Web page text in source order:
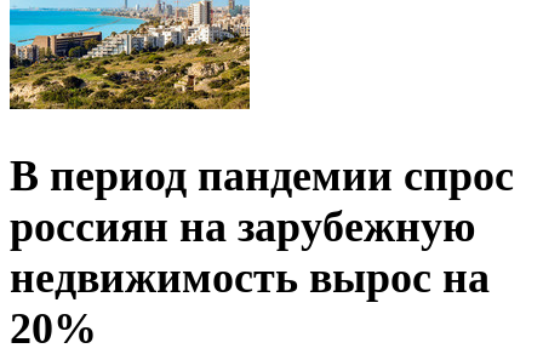
В период пандемии спрос
россиян на зарубежную
недвижимость вырос на
20%